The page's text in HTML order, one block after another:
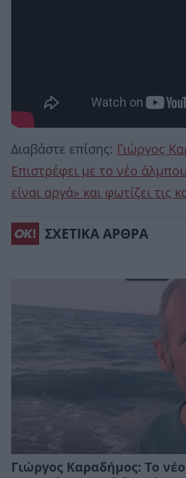
Διαβάστε επίσης: Γιώργος
Επιστρέφει με το νέο
είναι αργά» και φωτίζει τις
ΣΧΕΤΙΚΑ ΑΡΘΡΑ
Γιώργος Καραδήμος: To